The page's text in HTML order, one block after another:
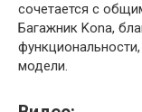
сочетается с
Багажник Kona,
модели.